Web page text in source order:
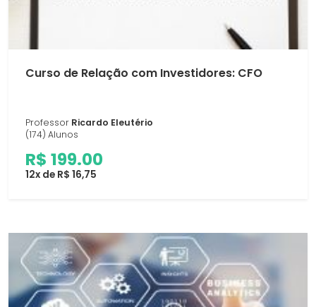
Curso de Relação com Investidores: CFO
Professor Ricardo Eleutério
(174) Alunos
R$ 199.00
12x de R$ 16,75